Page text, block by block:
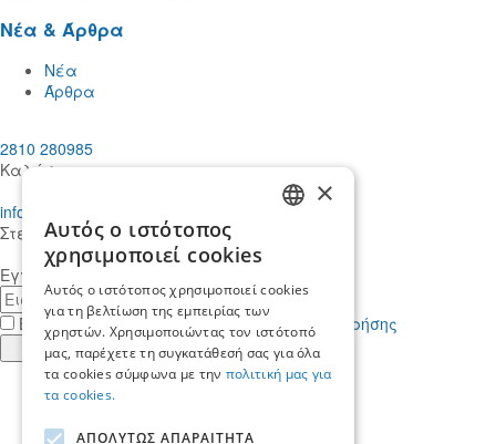
Νέα & Άρθρα
Νέα
Άρθρα
2810 280985
Καλέστε μας
info@mdcstiakakis.gr
Στείλτε μας το μήνυμά σας
Εγγραφείτε στο Newsletter μας
E-
mailΈχω διαβάσει κι αποδέχομαι τους
όρους χρήσης
Εγγραφή
in
us
Find
×
Αυτός ο ιστότοπος
χρησιμοποιεί cookies
Αυτός ο ιστότοπος χρησιμοποιεί cookies
για τη βελτίωση της εμπειρίας των
χρηστών. Χρησιμοποιώντας τον ιστότοπό
μας, παρέχετε τη συγκατάθεσή σας για όλα
τα cookies σύμφωνα με την πολιτική μας για
τα cookies.
ΑΠΟΛΥΤΩΣ ΑΠΑΡΑΙΤΗΤΑ